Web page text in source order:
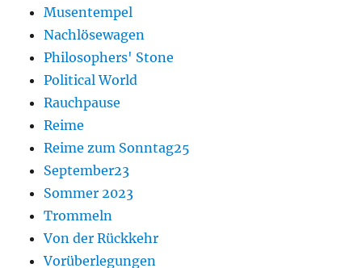
Musentempel
Nachlösewagen
Philosophers' Stone
Political World
Rauchpause
Reime
Reime zum Sonntag25
September23
Sommer 2023
Trommeln
Von der Rückkehr
Vorüberlegungen